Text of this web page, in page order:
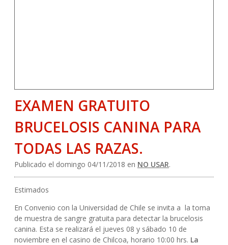
EXAMEN GRATUITO
BRUCELOSIS CANINA PARA
TODAS LAS RAZAS.
Publicado el domingo 04/11/2018 en NO USAR.
Estimados
En Convenio con la Universidad de Chile se invita a la toma
de muestra de sangre gratuita para detectar la brucelosis
canina. Esta se realizará el jueves 08 y sábado 10 de
noviembre en el casino de Chilcoa, horario 10:00 hrs. La